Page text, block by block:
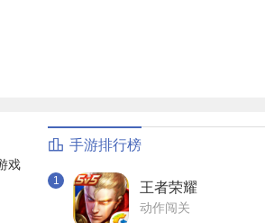
戏
手游排行榜
1 王者荣耀
动作闯关